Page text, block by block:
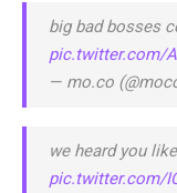
big bad bosses
pic.twitter.com/
— mo.co
we heard you
pic.twitter.com/